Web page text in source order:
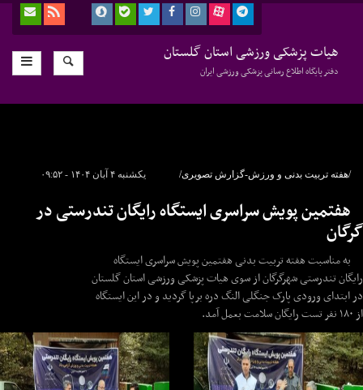
هیات پزشکی ورزشی استان گلستان
دفتر پایگاه اطلاع رسانی پزشکی ورزشی ایران
یکشنبه ۴ آبان ۱۴۰۴ - ۰۹:۵۲ /هفته تربیت بدنی و ورزش-گزارش تصویری/
هفتمین پویش سراسری ایستگاه رایگان تندرستی در
گرگان
به مناسبت هفته تربیت بدنی هفتمین پویش سراسری ایستگاه
رایگان تندرستی شهرگرگان از سوی هیات پزشکی ورزشی استان گلستان
در ابتدای ورودی پارک جنگلی النگ دره برپا گردید و در این ایستگاه
از ۱۸۰ نفر تست رایگان سلامت بعمل آمد.